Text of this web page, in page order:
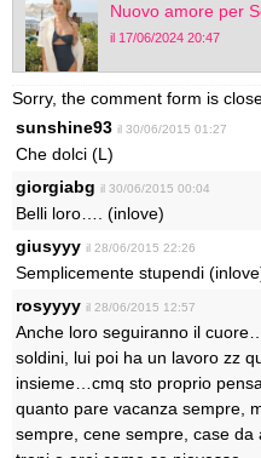
Nuovo amore per
il 17/06/2024 20:47
Sorry, the comment form is
sunshine93 il 30/06/2015 01:27
Che dolci (L)
giorgiabg il 30/06/2015 00:04
Belli loro…. (inlove)
giusyyy il 28/06/2015 22:26
Semplicemente stupendi
rosyyyy il 28/06/2015 12:57
Anche loro seguiranno il
soldini, lui poi ha un lavoro zz
insieme…cmq sto proprio
quanto pare vacanza sempre,
sempre, cene sempre, case